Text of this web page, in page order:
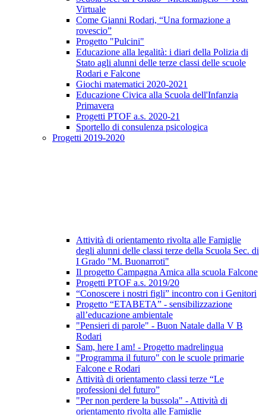
Virtuale
Come Gianni Rodari, “Una formazione a
rovescio”
Progetto "Pulcini"
Educazione alla legalità: i diari della Polizia di
Stato agli alunni delle terze classi delle scuole
Rodari e Falcone
Giochi matematici 2020-2021
Educazione Civica alla Scuola dell'Infanzia
Primavera
Progetti PTOF a.s. 2020-21
Sportello di consulenza psicologica
Progetti 2019-2020
Attività di orientamento rivolta alle Famiglie
degli alunni delle classi terze della Scuola Sec. di
I Grado "M. Buonarroti"
Il progetto Campagna Amica alla scuola Falcone
Progetti PTOF a.s. 2019/20
“Conoscere i nostri figli” incontro con i Genitori
Progetto “ETABETA” - sensibilizzazione
all’educazione ambientale
"Pensieri di parole" - Buon Natale dalla V B
Rodari
Sam, here I am! - Progetto madrelingua
"Programma il futuro" con le scuole primarie
Falcone e Rodari
Attività di orientamento classi terze “Le
professioni del futuro”
"Per non perdere la bussola" - Attività di
orientamento rivolta alle Famiglie